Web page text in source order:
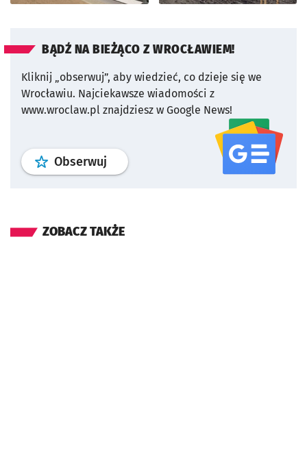
BĄDŹ NA BIEŻĄCO Z WROCŁAWIEM!
Kliknij „obserwuj”, aby wiedzieć, co dzieje się we
Wrocławiu. Najciekawsze wiadomości z
www.wroclaw.pl znajdziesz w Google News!
Obserwuj profil serwisu
ZOBACZ TAKŻE